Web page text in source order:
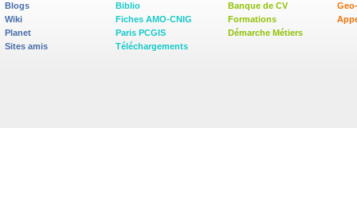
Blogs
Wiki
Planet
Sites amis
Biblio
Fiches AMO-CNIG
Paris PCGIS
Téléchargements
Banque de CV
Formations
Démarche Métiers